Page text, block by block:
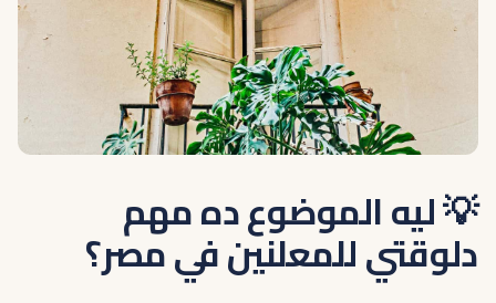
💡 ليه الموضوع ده مهم
دلوقتي للمعلنين في مصر؟